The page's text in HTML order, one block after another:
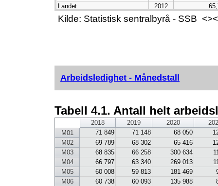
Landet
2012
Landet
2011
2010
Kilde: Statistisk sentralbyrå - SSB
Arbeidsledighet - Månedstall
Tabell 4.1. Antall helt
2018 2019 2020
M01
M02
M03
M04
M05
M06
71 849 71 148 68 050
69 789
68 302 65 416
68 835
66 258 300 634
66 797
63 340 269 013
60 008
59 813 181 469
60 738
60 093 135 988